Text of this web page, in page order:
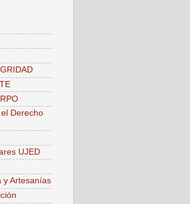
Derecho
UJED
y Artesanías